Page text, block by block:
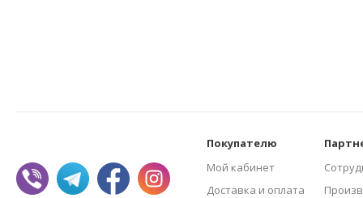
Покупателю
Мой кабинет
Доставка и оплата